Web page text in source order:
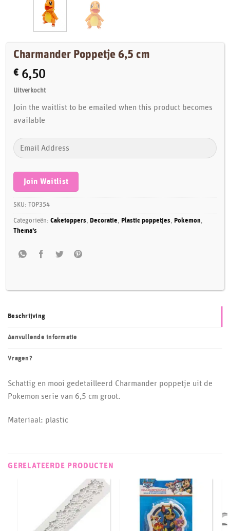
Charmander Poppetje 6,5 cm
€ 6,50
Uitverkocht
Join the waitlist to be emailed when this product becomes
available
Enter
your
address
to
join
the
waitlist
this
Join Waitlist
SKU: TOP354
Categorieën:Caketoppers, Decoratie, Plastic poppetjes, Pokemon,
Thema's
Beschrijving
Aanvullende informatie
Vragen?
Schattig en mooi gedetailleerd Charmander poppetje uit de
Pokemon serie van 6,5 cm groot.
Materiaal: plastic
GERELATEERDE PRODUCTEN